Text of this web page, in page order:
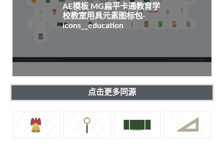
AE模板 MG扁平卡通教育学
校教室用具元素图标包-
icons__education
点击更多同源